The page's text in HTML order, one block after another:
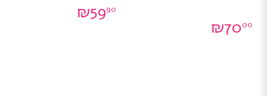
₪7000
₪5990